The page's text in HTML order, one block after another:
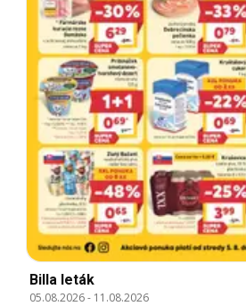
Billa leták
05.08.2026- 11.08.2026